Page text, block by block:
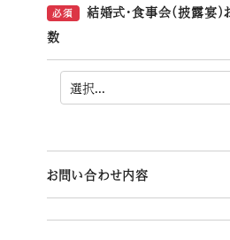
必須
結婚式・食事会（披露宴
数
お問い合わせ内容